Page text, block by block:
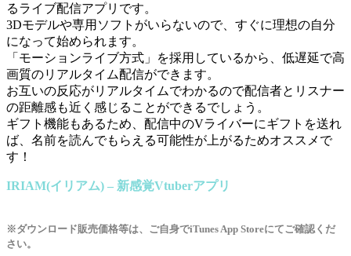
るライブ配信アプリです。
3Dモデルや専用ソフトがいらないので、すぐに理想の自分
になって始められます。
「モーションライブ方式」を採用しているから、低遅延で高
画質のリアルタイム配信ができます。
お互いの反応がリアルタイムでわかるので配信者とリスナー
の距離感も近く感じることができるでしょう。
ギフト機能もあるため、配信中のVライバーにギフトを送れ
ば、名前を読んでもらえる可能性が上がるためオススメで
す！
IRIAM(イリアム) – 新感覚Vtuberアプリ
※ダウンロード販売価格等は、ご自身でiTunes App Storeにてご確認くだ
さい。